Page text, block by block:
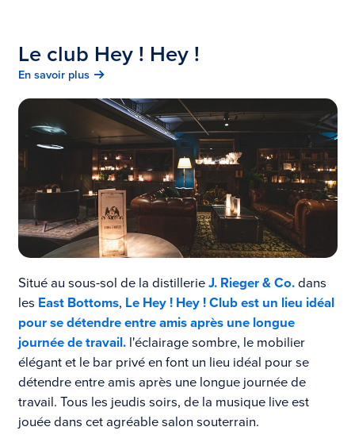
Le club Hey ! Hey !
En savoir plus
Situé au sous-sol de la distillerieJ. Rieger & Co.dans
les East Bottoms, Le Hey ! Hey ! Club est un lieu idéal
pour se détendre entre amis après une longue
journée de travail.l'éclairage sombre, le mobilier
élégant et le bar privé en font un lieu idéal pour se
détendre entre amis après une longue journée de
travail. Tous les jeudis soirs, de la musique live est
jouée dans cet agréable salon souterrain.